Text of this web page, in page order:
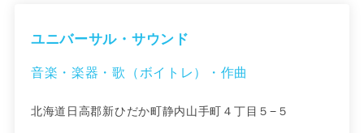
ユニバーサル・サウンド
音楽・楽器・歌（ボイトレ）・作曲
北海道日高郡新ひだか町静内山手町４丁目５−５